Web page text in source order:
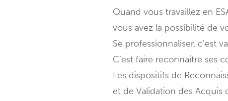
Quand vous travaillez en
vous avez la possibilité de
Se professionnaliser, c’est
C’est faire reconnaitre ses
Les dispositifs de
et de Validation des Acquis